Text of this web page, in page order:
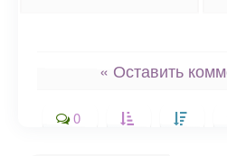
« Оставить
0